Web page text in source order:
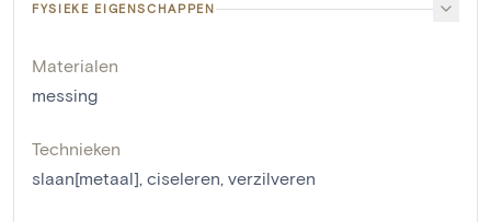
FYSIEKE EIGENSCHAPPEN
Materialen
messing
Technieken
slaan[metaal], ciseleren, verzilveren